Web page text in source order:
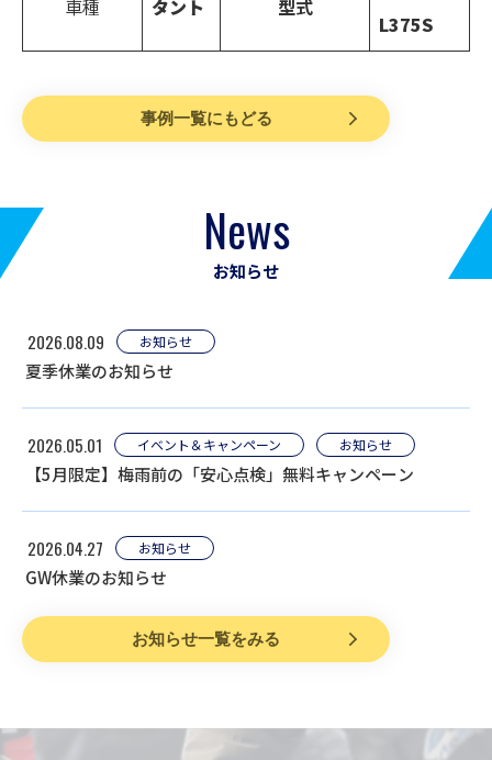
車種 タント 型式
L375S
事例一覧にもどる
News
お知らせ
2026.08.09 お知らせ
夏季休業のお知らせ
2026.05.01 イベント＆キャンペーン お知らせ
【5月限定】梅雨前の「安心点検」無料キャンペーン
2026.04.27 お知らせ
GW休業のお知らせ
お知らせ一覧をみる